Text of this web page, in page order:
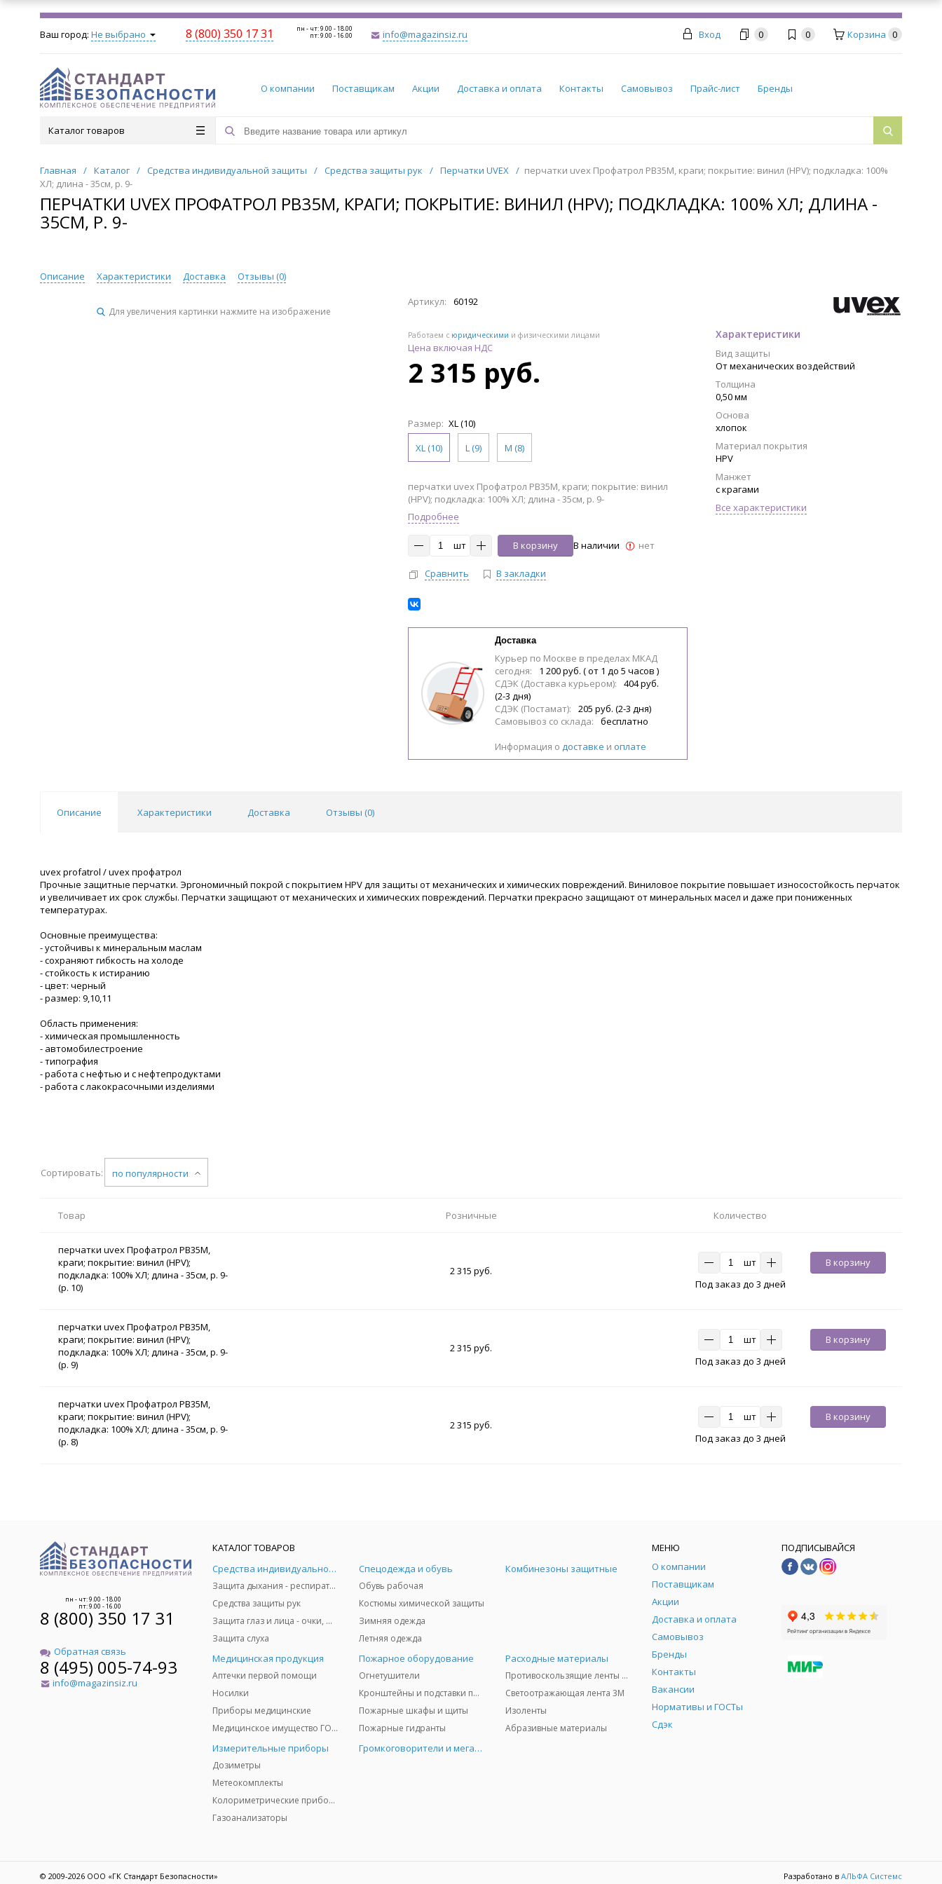
Ваш город: Не выбрано 8 (800) 350 17 31 пн - чт: 9.00 - 18.00
пт: 9.00 - 16.00 info@magazinsiz.ru Вход 0 0 Корзина 0
О компании Поставщикам Акции Доставка и оплата Контакты Самовывоз Прайс-лист Бренды
Каталог товаров
Главная / Каталог / Средства индивидуальной защиты / Средства защиты рук / Перчатки UVEX / перчатки uvex Профатрол PB35M, краги; покрытие: винил (HPV); подкладка: 100%
ХЛ; длина - 35см, р. 9-
ПЕРЧАТКИ UVEX ПРОФАТРОЛ PB35M, КРАГИ; ПОКРЫТИЕ: ВИНИЛ (HPV); ПОДКЛАДКА: 100% ХЛ; ДЛИНА -
35СМ, Р. 9-
Описание Характеристики Доставка Отзывы (0)
Для увеличения картинки нажмите на изображение
Артикул: 60192
Работаем с юридическими и физическими лицами
Цена включая НДС
2 315 руб.
Размер: XL (10)
XL (10)
L (9) M (8)
Характеристики
Вид защиты
От механических воздействий
Толщина
0,50 мм
Основа
хлопок
Материал покрытия
HPV
Манжет
с крагами
Все характеристики
перчатки uvex Профатрол PB35M, краги; покрытие: винил
(HPV); подкладка: 100% ХЛ; длина - 35см, р. 9-
Подробнее
шт В корзину В наличии нет
Сравнить В закладки
Доставка
Курьер по Москве в пределах МКАД
сегодня:
1 200 руб. ( от 1 до 5 часов )
СДЭК (Доставка курьером):
404 руб.
(2-3 дня)
СДЭК (Постамат):
205 руб. (2-3 дня)
Самовывоз со склада:
бесплатно
Информация о доставке и оплате
Описание Характеристики Доставка Отзывы (0)
uvex profatrol / uvex профатрол
Прочные защитные перчатки. Эргономичный покрой с покрытием HPV для защиты от механических и химических повреждений. Виниловое покрытие повышает износостойкость перчаток
и увеличивает их срок службы. Перчатки защищают от механических и химических повреждений. Перчатки прекрасно защищают от минеральных масел и даже при пониженных
температурах.
Основные преимущества:
- устойчивы к минеральным маслам
- сохраняют гибкость на холоде
- стойкость к истиранию
- цвет: черный
- размер: 9,10,11
Область применения:
- химическая промышленность
- автомобилестроение
- типография
- работа с нефтью и с нефтепродуктами
- работа с лакокрасочными изделиями
Сортировать: по популярности
Товар Розничные Количество
перчатки uvex Профатрол PB35M,
краги; покрытие: винил (HPV);
подкладка: 100% ХЛ; длина - 35см, р. 9-
(р. 10)
2 315 руб.
шт
В корзину
Под заказ до 3 дней
перчатки uvex Профатрол PB35M,
краги; покрытие: винил (HPV);
подкладка: 100% ХЛ; длина - 35см, р. 9-
(р. 9)
2 315 руб.
шт
В корзину
Под заказ до 3 дней
перчатки uvex Профатрол PB35M,
краги; покрытие: винил (HPV);
подкладка: 100% ХЛ; длина - 35см, р. 9-
(р. 8)
2 315 руб.
шт
В корзину
Под заказ до 3 дней
пн - чт: 9.00 - 18.00
пт: 9.00 - 16.00
8 (800) 350 17 31
Обратная связь
8 (495) 005-74-93
info@magazinsiz.ru
КАТАЛОГ ТОВАРОВ
Средства индивидуальной защиты
Защита дыхания - респираторы, противогазы, фильтры, дозиметры
Средства защиты рук
Защита глаз и лица - очки, щитки
Защита слуха
Спецодежда и обувь
Обувь рабочая
Костюмы химической защиты
Зимняя одежда
Летняя одежда
Комбинезоны защитные
Медицинская продукция
Аптечки первой помощи
Носилки
Приборы медицинские
Медицинское имущество ГО и ЧС
Пожарное оборудование
Огнетушители
Кронштейны и подставки под огнетушители
Пожарные шкафы и щиты
Пожарные гидранты
Расходные материалы
Противоскользящие ленты 3М
Светоотражающая лента 3M
Изоленты
Абразивные материалы
Измерительные приборы
Дозиметры
Метеокомплекты
Колориметрические приборы
Газоанализаторы
Громкоговорители и мегафоны
МЕНЮ
О компании
Поставщикам
Акции
Доставка и оплата
Самовывоз
Бренды
Контакты
Вакансии
Нормативы и ГОСТы
Сдэк
ПОДПИСЫВАЙСЯ
© 2009-2026 ООО «ГК Стандарт Безопасности» Разработано в АЛЬФА Системс